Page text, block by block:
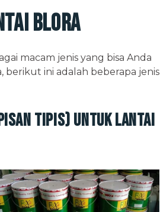
Blora
macam jenis yang bisa Anda
ini adalah beberapa jenis
Tipis) untuk Lantai